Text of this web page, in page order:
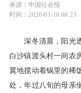
来源：中国社会报
时间：2026-03-18 08:23
深冬清晨，阳光透
白沙镇渡头村一间农
翼地搅动着锅里的稀
处，年过八旬的母亲